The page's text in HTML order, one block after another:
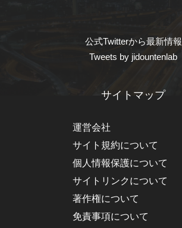
公式Twitterから最新情報
Tweets by jidountenlab
サイトマップ
運営会社
サイト規約について
個人情報保護について
サイトリンクについて
著作権について
免責事項について